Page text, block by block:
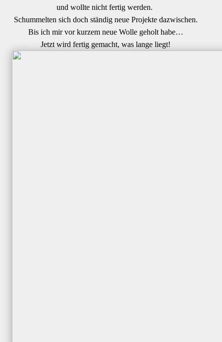
und wollte nicht fertig werden.
Schummelten sich doch ständig neue Projekte dazwischen.
Bis ich mir vor kurzem neue Wolle geholt habe…
Jetzt wird fertig gemacht, was lange liegt!